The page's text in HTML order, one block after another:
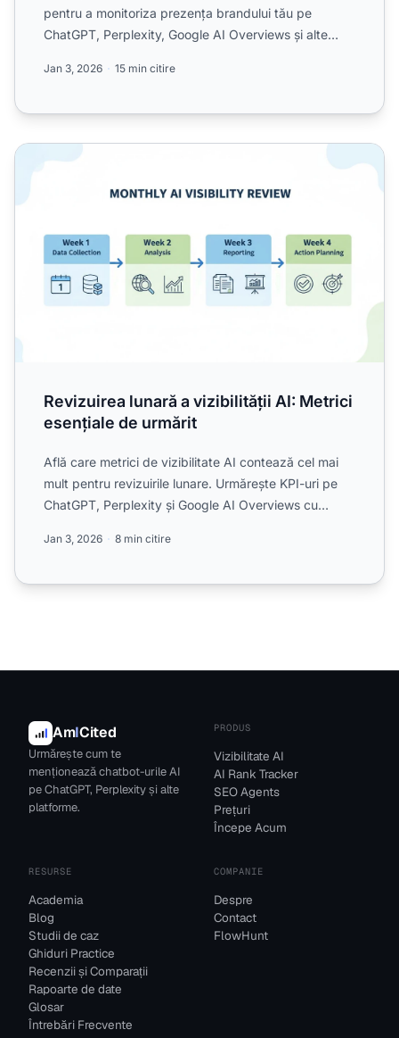
pentru a monitoriza prezența brandului tău pe
ChatGPT, Perplexity, Google AI Overviews și alte
Jan 3, 2026 15 min citire
Revizuirea lunară a vizibilității AI: Metrici esențiale de
Revizuirea lunară a vizibilității AI: Metrici
esențiale de urmărit
Află care metrici de vizibilitate AI contează cel mai
mult pentru revizuirile lunare. Urmărește KPI-uri pe
ChatGPT, Perplexity și Google AI Overviews cu
Jan 3, 2026 8 min citire
AmICited
Urmărește cum te
menționează chatbot-urile AI
pe ChatGPT, Perplexity și alte
platforme.
PRODUS
Vizibilitate AI
AI Rank Tracker
SEO Agents
Prețuri
Începe Acum
RESURSE
Academia
Blog
Studii de caz
Ghiduri Practice
Recenzii și Comparații
Rapoarte de date
Glosar
Întrebări Frecvente
COMPANIE
Despre
Contact
FlowHunt